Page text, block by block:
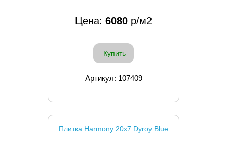
Цена: 6080 р/м2
Купить
Артикул: 107409
Плитка Harmony 20x7 Dyroy Blue